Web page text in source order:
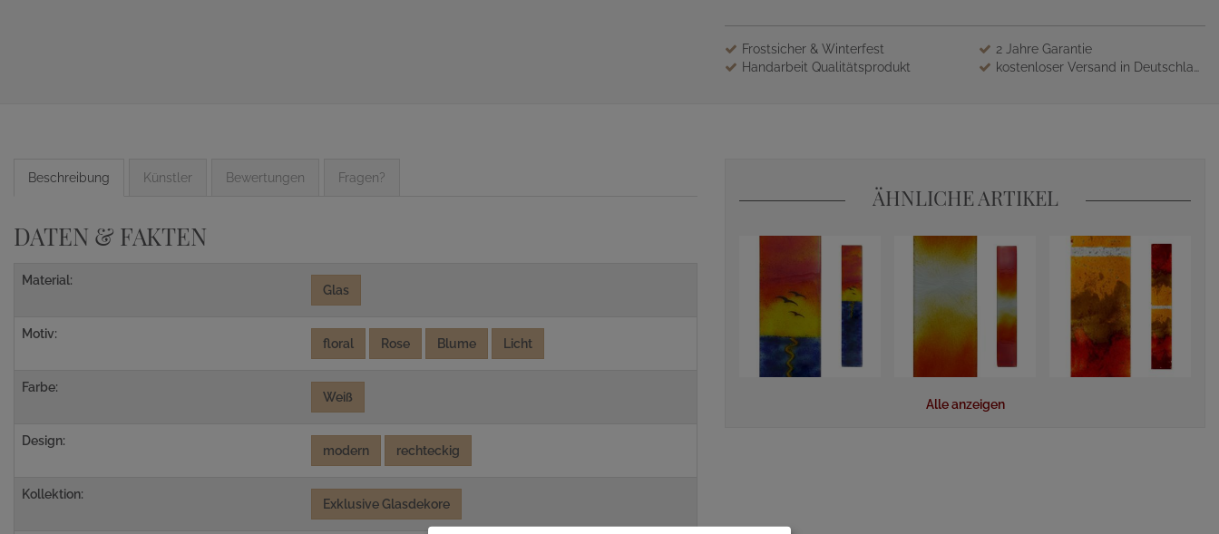
Frostsicher & Winterfest
2 Jahre Garantie
Handarbeit Qualitätsprodukt
kostenloser Versand in Deutschland
Beschreibung Künstler Bewertungen Fragen?
DATEN & FAKTEN
Material:
Glas
Motiv:
floral Rose Blume Licht
Farbe:
Weiß
Design:
modern rechteckig
Kollektion:
Exklusive Glasdekore
ÄHNLICHE ARTIKEL
Alle anzeigen